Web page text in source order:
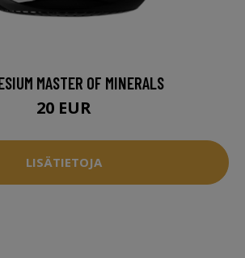
MASTER OF MINERALS
20 EUR
LISÄTIETOJA